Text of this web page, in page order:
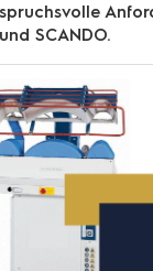
SCANDO.